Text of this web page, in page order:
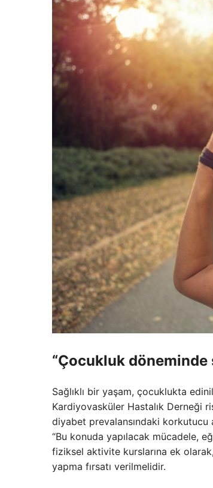
“Çocukluk döneminde
Sağlıklı bir yaşam, çocuklukta
Kardiyovasküler Hastalık Derneği
diyabet prevalansındaki korkutucu
“Bu konuda yapılacak mücadele,
fiziksel aktivite kurslarına ek
yapma fırsatı verilmelidir.